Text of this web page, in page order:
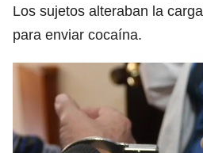
Los sujetos alteraban la
para enviar cocaína.